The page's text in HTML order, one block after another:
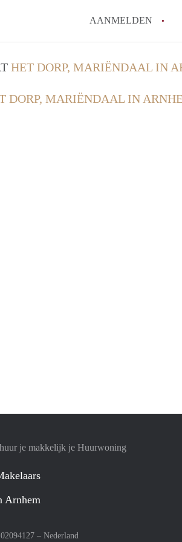
AANMELDEN
HET DORP, MARIËNDAAL IN
DORP, MARIËNDAAL IN
je makkelijk je Huurwoning
Arnhem
– Nederland